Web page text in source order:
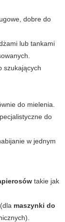
dobre do
lub tankami
szukających
do mielenia.
do
w jednym
takie jak
maszynki do